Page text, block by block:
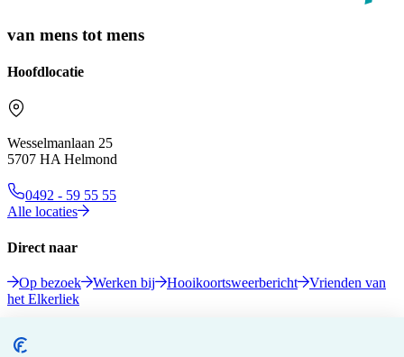
van mens tot mens
Hoofdlocatie
Wesselmanlaan 25
5707 HA Helmond
0492 - 59 55 55
Alle locaties
Direct naar
Op bezoek Werken bij Hooikoortsweerbericht
Vrienden van
het Elkerliek
Volg ons